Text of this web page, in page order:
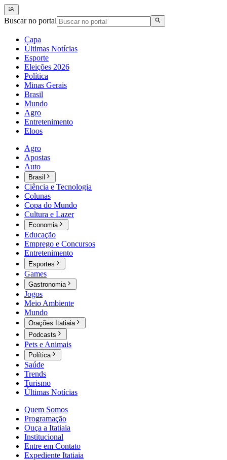
Buscar no portal
Capa
Últimas Notícias
Esporte
Eleições 2026
Política
Minas Gerais
Brasil
Mundo
Agro
Entretenimento
Eloos
Agro
Apostas
Auto
Brasil
Ciência e Tecnologia
Colunas
Copa do Mundo
Cultura e Lazer
Economia
Educação
Emprego e Concursos
Entretenimento
Esportes
Games
Gastronomia
Jogos
Meio Ambiente
Mundo
Orações Itatiaia
Podcasts
Pets e Animais
Política
Saúde
Trends
Turismo
Últimas Notícias
Quem Somos
Programação
Ouça a Itatiaia
Institucional
Entre em Contato
Expediente Itatiaia